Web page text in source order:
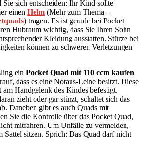
Sie sich entscheiden: Ihr Kind sollte
einen Helm (Mehr zum Thema –
) tragen. Es ist gerade bei Pocket
Hubraum wichtig, dass Sie Ihren Sohn
Kleidung ausstatten. Stürze bei
können zu schweren Verletzungen
ein Pocket Quad mit 110 ccm kaufen
dass es eine Notaus-Leine besitzt. Diese
Handgelenk des Kindes befestigt.
zieht oder gar stürzt, schaltet sich das
Daneben gibt es auch Quads mit
Sie die Kontrolle über das Pocket Quad,
mitfahren. Um Unfälle zu vermeiden,
Sattel sitzen. Sprich: Das Quad darf nicht